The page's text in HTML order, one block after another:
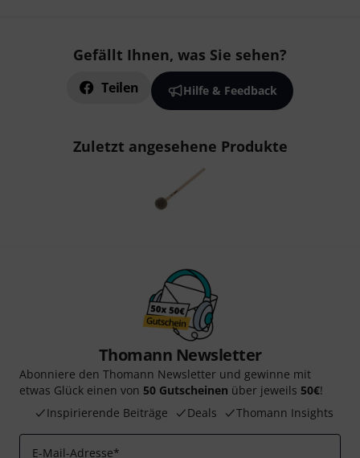
Gefällt Ihnen, was Sie sehen?
Teilen Hilfe & Feedback
Zuletzt angesehene Produkte
Thomann Newsletter
Abonniere den Thomann Newsletter und gewinne mit
etwas Glück einen von 50 Gutscheinen über jeweils 50€!
Inspirierende Beiträge
Deals Thomann Insights
E-Mail-Adresse*